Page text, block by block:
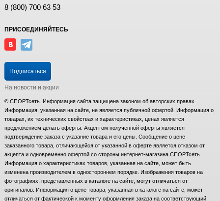
8 (800) 700 63 53
ПРИСОЕДИНЯЙТЕСЬ
Подписаться
На новости и акции
© СПОРТсеть. Информация сайта защищена законом об авторских правах.
Информация, указанная на сайте, не является публичной офертой. Информация о
товарах, их технических свойствах и характеристиках, ценах является
предложением делать оферты. Акцептом полученной оферты является
подтверждение заказа с указание товара и его цены. Сообщение о цене
заказанного товара, отличающейся от указанной в оферте является отказом от
акцепта и одновременно офертой со стороны интернет-магазина СПОРТсеть.
Информация о характеристиках товаров, указанная на сайте, может быть
изменена производителем в одностороннем порядке. Изображения товаров на
фотографиях, представленных в каталоге на сайте, могут отличаться от
оригиналов. Информация о цене товара, указанная в каталоге на сайте, может
отличаться от фактической к моменту оформления заказа на соответствующий